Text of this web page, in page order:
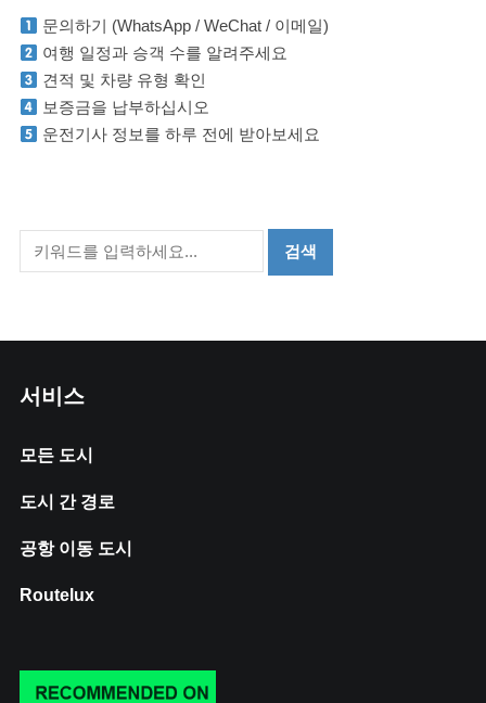
문의하기 (WhatsApp / WeChat / 이메일)
여행 일정과 승객 수를 알려주세요
견적 및 차량 유형 확인
보증금을 납부하십시오
운전기사 정보를 하루 전에 받아보세요
서비스
모든 도시
도시 간 경로
공항 이동 도시
Routelux